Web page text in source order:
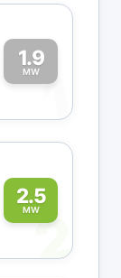
1.9
MW1
2.5
MW
2